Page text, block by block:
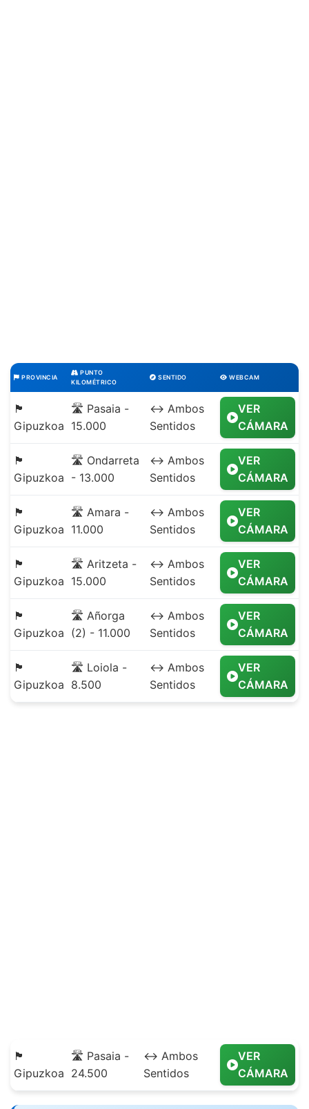
PROVINCIA
PUNTO
KILOMÉTRICO
SENTIDO WEBCAM
🏴
Gipuzkoa
🛣️ Pasaia -
15.000
↔️ Ambos
Sentidos
VER
CÁMARA
🏴
Gipuzkoa
🛣️ Ondarreta
- 13.000
↔️ Ambos
Sentidos
VER
CÁMARA
🏴
Gipuzkoa
🛣️ Amara -
11.000
↔️ Ambos
Sentidos
VER
CÁMARA
🏴
Gipuzkoa
🛣️ Aritzeta -
15.000
↔️ Ambos
Sentidos
VER
CÁMARA
🏴
Gipuzkoa
🛣️ Añorga
(2) - 11.000
↔️ Ambos
Sentidos
VER
CÁMARA
🏴
Gipuzkoa
🛣️ Loiola -
8.500
↔️ Ambos
Sentidos
VER
CÁMARA
🏴
Gipuzkoa
🛣️ Pasaia -
24.500
↔️ Ambos
Sentidos
VER
CÁMARA